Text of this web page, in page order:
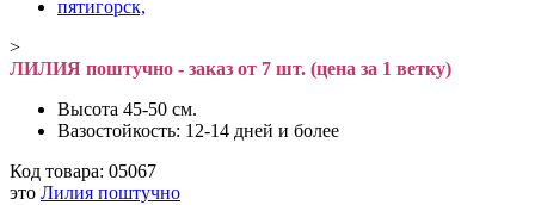
>
ЛИЛИЯ поштучно - заказ от 7 шт. (цена за 1 ветку)
Высота 45-50 см.
Вазостойкость: 12-14 дней и более
Код товара: 05067
это Лилия поштучно